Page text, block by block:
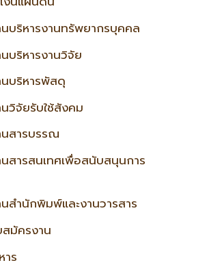
นบริหารงานทรัพยากรบุคคล
บริหารงานวิจัย
นบริหารพัสดุ
วิจัยรับใช้สังคม
นสารบรรณ
นสารสนเทศเพื่อสนับสนุนการ
นสำนักพิมพ์และงานวารสาร
สมัครงาน
าร